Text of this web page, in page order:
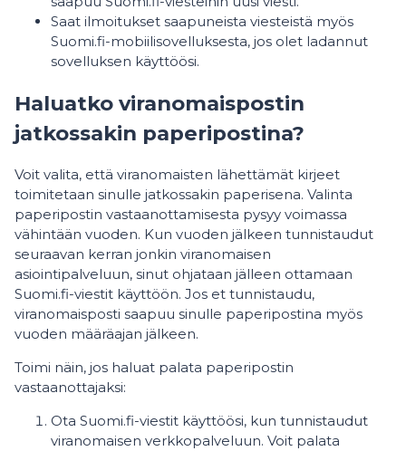
Saat ilmoitukset saapuneista viesteistä myös
Suomi.fi-mobiilisovelluksesta, jos olet ladannut
sovelluksen käyttöösi.
Haluatko viranomaispostin
jatkossakin paperipostina?
Voit valita, että viranomaisten lähettämät kirjeet
toimitetaan sinulle jatkossakin paperisena. Valinta
paperipostin vastaanottamisesta pysyy voimassa
vähintään vuoden. Kun vuoden jälkeen tunnistaudut
seuraavan kerran jonkin viranomaisen
asiointipalveluun, sinut ohjataan jälleen ottamaan
Suomi.fi-viestit käyttöön. Jos et tunnistaudu,
viranomaisposti saapuu sinulle paperipostina myös
vuoden määräajan jälkeen.
Toimi näin, jos haluat palata paperipostin
vastaanottajaksi:
Ota Suomi.fi-viestit käyttöösi, kun tunnistaudut
viranomaisen verkkopalveluun. Voit palata